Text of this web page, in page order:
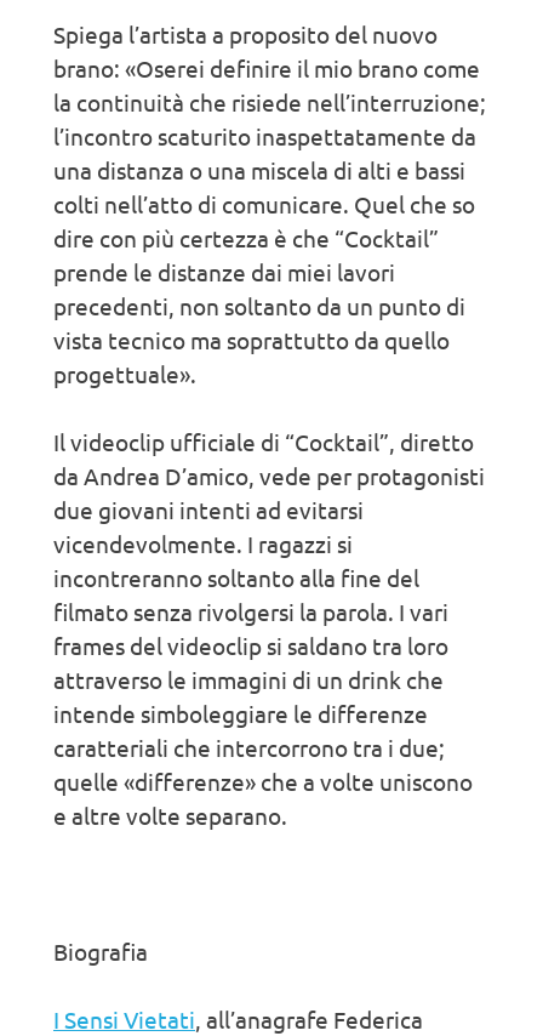
Spiega l’artista a proposito del nuovo
brano: «Oserei definire il mio brano come
la continuità che risiede nell’interruzione;
l’incontro scaturito inaspettatamente da
una distanza o una miscela di alti e bassi
colti nell’atto di comunicare. Quel che so
dire con più certezza è che “Cocktail”
prende le distanze dai miei lavori
precedenti, non soltanto da un punto di
vista tecnico ma soprattutto da quello
progettuale».
Il videoclip ufficiale di “Cocktail”, diretto
da Andrea D’amico, vede per protagonisti
due giovani intenti ad evitarsi
vicendevolmente. I ragazzi si
incontreranno soltanto alla fine del
filmato senza rivolgersi la parola. I vari
frames del videoclip si saldano tra loro
attraverso le immagini di un drink che
intende simboleggiare le differenze
caratteriali che intercorrono tra i due;
quelle «differenze» che a volte uniscono
e altre volte separano.
Biografia
I Sensi Vietati, all’anagrafe Federica